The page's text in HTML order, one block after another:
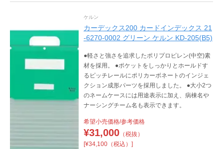
ケルン
カーデックス200 カードインデックス 21
-6270-0002 グリーン ケルン KD-205(B5)
●軽さと強さを追求したポリプロピレン(中空)素
材を採用。 ●ポケットをしっかりとホールドす
るピッチレールにポリカーボネートのインジェ
クション成形パーツを採用しました。 ●大小2つ
のネームケースには用途表示に加え、病棟名や
ナーシングチーム名も表示できます。
希望小売価格/参考価格
¥31,000（税抜）
[¥34,100（税込）]